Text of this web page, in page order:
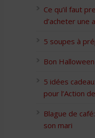
Ce qu’il faut
d’acheter une
5 soupes à
Bon
5 idées
pour l’Action
Blague de
son mari